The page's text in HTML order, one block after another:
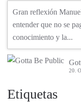
Gran reflexión
entender que no se
conocimiento y la...
20.
Etiquetas